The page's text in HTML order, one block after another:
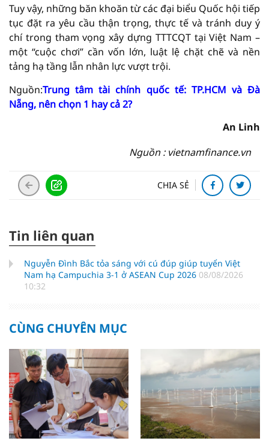
Tuy vậy, những băn khoăn từ các đại biểu Quốc hội tiếp
tục đặt ra yêu cầu thận trọng, thực tế và tránh duy ý
chí trong tham vọng xây dựng TTTCQT tại Việt Nam –
một “cuộc chơi” cần vốn lớn, luật lệ chặt chẽ và nền
tảng hạ tầng lẫn nhân lực vượt trội.
Nguồn:Trung tâm tài chính quốc tế: TP.HCM và Đà
Nẵng, nên chọn 1 hay cả 2?
An Linh
Nguồn : vietnamfinance.vn
CHIA SẺ
Tin liên quan
Nguyễn Đình Bắc tỏa sáng với cú đúp giúp tuyển Việt
Nam hạ Campuchia 3-1 ở ASEAN Cup 2026 08/08/2026
10:32
CÙNG CHUYÊN MỤC